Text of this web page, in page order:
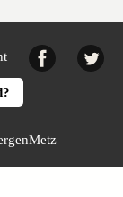
Facebook